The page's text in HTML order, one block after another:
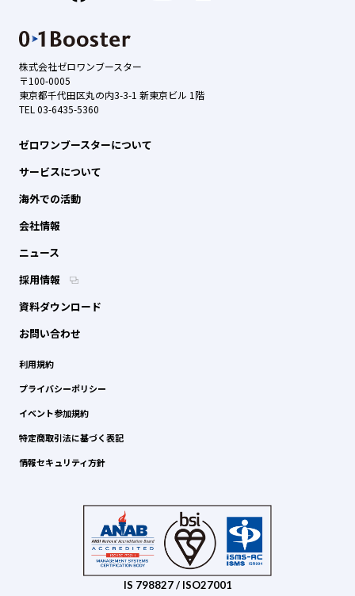
株式会社ゼロワンブースター
〒100-0005
東京都千代田区丸の内3-3-1 新東京ビル 1階
TEL 03-6435-5360
ゼロワンブースターについて
サービスについて
海外での活動
会社情報
ニュース
採用情報
資料ダウンロード
お問い合わせ
利用規約
プライバシーポリシー
イベント参加規約
特定商取引法に基づく表記
情報セキュリティ方針
IS 798827 / ISO27001